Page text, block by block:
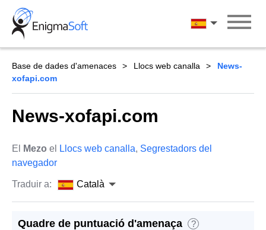
Skip
content
Català
Base de dades d'amenaces Llocs web canalla
News-
xofapi.com
News-xofapi.com
El Mezo el Llocs web canalla, Segrestadors del
navegador
Traduir a: Català
Quadre de puntuació d'amenaça ?